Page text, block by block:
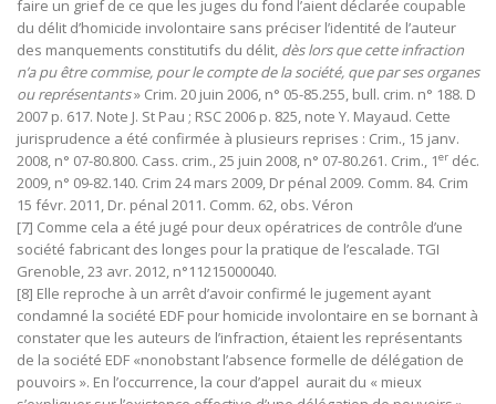
faire un grief de ce que les juges du fond l’aient déclarée coupable
du délit d’homicide involontaire sans préciser l’identité de l’auteur
des manquements constitutifs du délit, dès lors que cette infraction
n’a pu être commise, pour le compte de la société, que par ses organes
ou représentants» Crim. 20 juin 2006, n° 05-85.255, bull. crim. n° 188. D
2007 p. 617. Note J. St Pau ; RSC 2006 p. 825, note Y. Mayaud. Cette
jurisprudence a été confirmée à plusieurs reprises : Crim., 15 janv.
2008, n° 07-80.800. Cass. crim., 25 juin 2008, n° 07-80.261. Crim., 1er déc.
2009, n° 09-82.140. Crim 24 mars 2009, Dr pénal 2009. Comm. 84. Crim
15 févr. 2011, Dr. pénal 2011. Comm. 62, obs. Véron
[7] Comme cela a été jugé pour deux opératrices de contrôle d’une
société fabricant des longes pour la pratique de l’escalade. TGI
Grenoble, 23 avr. 2012, n°11215000040.
[8] Elle reproche à un arrêt d’avoir confirmé le jugement ayant
condamné la société EDF pour homicide involontaire en se bornant à
constater que les auteurs de l’infraction, étaient les représentants
de la société EDF «nonobstant l’absence formelle de délégation de
pouvoirs ». En l’occurrence, la cour d’appel aurait du « mieux